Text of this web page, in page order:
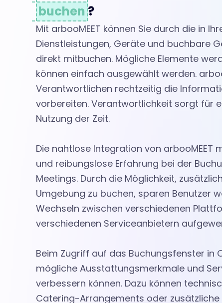
buchen ?
Mit arbooMEET können Sie durch die in
Dienstleistungen, Geräte und buchbare
direkt mitbuchen. Mögliche Elemente
können einfach ausgewählt werden.
Verantwortlichen rechtzeitig die
vorbereiten. Verantwortlichkeit sorgt für
Nutzung der Zeit.
Die nahtlose Integration von arbooMEET
und reibungslose Erfahrung bei der
Meetings. Durch die Möglichkeit,
Umgebung zu buchen, sparen Benutzer
Wechseln zwischen verschiedenen
verschiedenen Serviceanbietern
Beim Zugriff auf das Buchungsfenster in
mögliche Ausstattungsmerkmale und
verbessern können. Dazu können
Catering-Arrangements oder